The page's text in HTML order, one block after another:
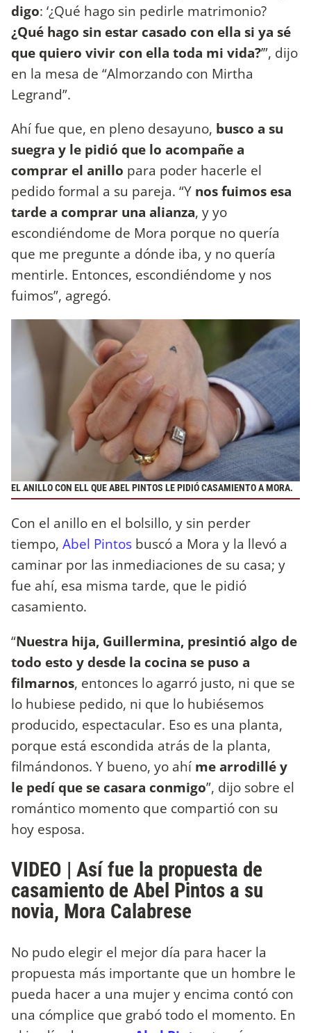
digo: ‘¿Qué hago sin pedirle matrimonio?
¿Qué hago sin estar casado con ella si ya sé
que quiero vivir con ella toda mi vida?’”, dijo
en la mesa de “Almorzando con Mirtha
Legrand”.
Ahí fue que, en pleno desayuno, busco a su
suegra y le pidió que lo acompañe a
comprar el anillo para poder hacerle el
pedido formal a su pareja. “Y nos fuimos esa
tarde a comprar una alianza, y yo
escondiéndome de Mora porque no quería
que me pregunte a dónde iba, y no quería
mentirle. Entonces, escondiéndome y nos
fuimos”, agregó.
EL ANILLO CON ELL QUE ABEL PINTOS LE PIDIÓ CASAMIENTO A MORA.
Con el anillo en el bolsillo, y sin perder
tiempo, Abel Pintos buscó a Mora y la llevó a
caminar por las inmediaciones de su casa; y
fue ahí, esa misma tarde, que le pidió
casamiento.
“Nuestra hija, Guillermina, presintió algo de
todo esto y desde la cocina se puso a
filmarnos, entonces lo agarró justo, ni que se
lo hubiese pedido, ni que lo hubiésemos
producido, espectacular. Eso es una planta,
porque está escondida atrás de la planta,
filmándonos. Y bueno, yo ahí me arrodillé y
le pedí que se casara conmigo”, dijo sobre el
romántico momento que compartió con su
hoy esposa.
VIDEO | Así fue la propuesta de
casamiento de Abel Pintos a su
novia, Mora Calabrese
No pudo elegir el mejor día para hacer la
propuesta más importante que un hombre le
pueda hacer a una mujer y encima contó con
una cómplice que grabó todo el momento. En